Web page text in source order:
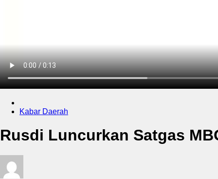
Kabar Daerah
Rusdi Luncurkan Satgas